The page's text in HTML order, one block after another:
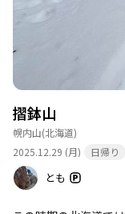
摺鉢山
幌内山(北海道)
2025.12.29 (月)
日帰り
とも